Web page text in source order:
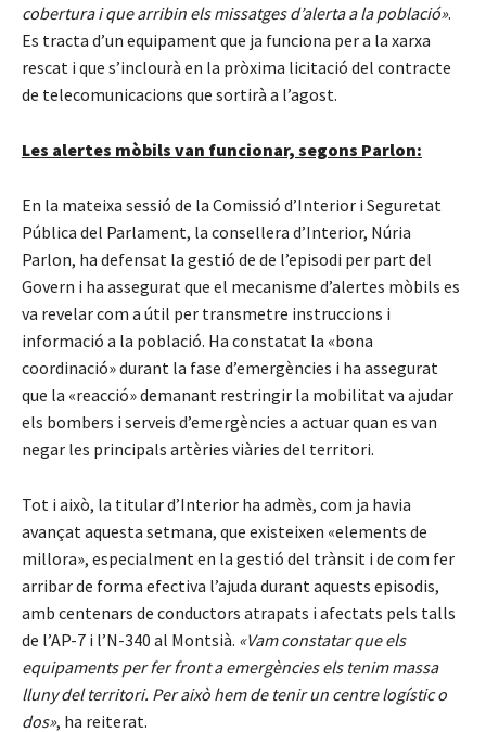
cobertura i que arribin els missatges d’alerta a la població».
Es tracta d’un equipament que ja funciona per a la xarxa
rescat i que s’inclourà en la pròxima licitació del contracte
de telecomunicacions que sortirà a l’agost.
Les alertes mòbils van funcionar, segons Parlon:
En la mateixa sessió de la Comissió d’Interior i Seguretat
Pública del Parlament, la consellera d’Interior, Núria
Parlon, ha defensat la gestió de de l’episodi per part del
Govern i ha assegurat que el mecanisme d’alertes mòbils es
va revelar com a útil per transmetre instruccions i
informació a la població. Ha constatat la «bona
coordinació» durant la fase d’emergències i ha assegurat
que la «reacció» demanant restringir la mobilitat va ajudar
els bombers i serveis d’emergències a actuar quan es van
negar les principals artèries viàries del territori.
Tot i això, la titular d’Interior ha admès, com ja havia
avançat aquesta setmana, que existeixen «elements de
millora», especialment en la gestió del trànsit i de com fer
arribar de forma efectiva l’ajuda durant aquests episodis,
amb centenars de conductors atrapats i afectats pels talls
de l’AP-7 i l’N-340 al Montsià. «Vam constatar que els
equipaments per fer front a emergències els tenim massa
lluny del territori. Per això hem de tenir un centre logístic o
dos», ha reiterat.